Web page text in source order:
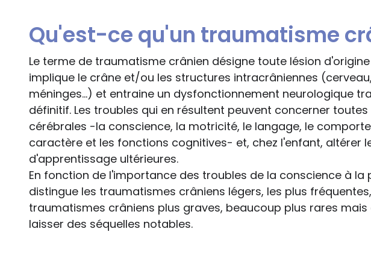
Qu'est-ce qu'un traumatisme
Le terme de traumatisme crânien désigne toute lésion
implique le crâne et/ou les structures intracrâniennes
méninges...) et entraine un dysfonctionnement neurologique
définitif. Les troubles qui en résultent peuvent concerner
cérébrales -la conscience, la motricité, le langage, le
caractère et les fonctions cognitives- et, chez l'enfant, altérer
d'apprentissage ultérieures.
En fonction de l'importance des troubles de la conscience à la
distingue les traumatismes crâniens légers, les plus
traumatismes crâniens plus graves, beaucoup plus rares mais
laisser des séquelles notables.